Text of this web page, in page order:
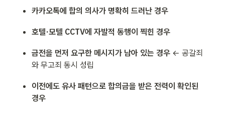
카카오톡에 합의 의사가 명확히 드러난 경우
호텔·모텔 CCTV에 자발적 동행이 찍힌 경우
금전을 먼저 요구한 메시지가 남아 있는 경우 ← 공갈죄
와 무고죄 동시 성립
이전에도 유사 패턴으로 합의금을 받은 전력이 확인된
경우